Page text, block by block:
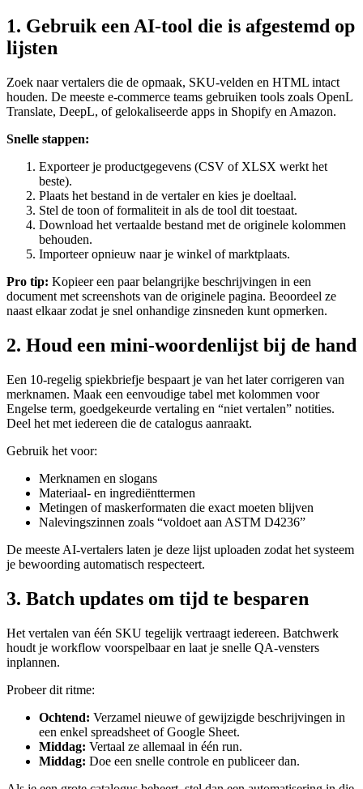
1. Gebruik een AI-tool die is afgestemd op
lijsten
Zoek naar vertalers die de opmaak, SKU-velden en HTML intact
houden. De meeste e-commerce teams gebruiken tools zoals OpenL
Translate, DeepL, of gelokaliseerde apps in Shopify en Amazon.
Snelle stappen:
Exporteer je productgegevens (CSV of XLSX werkt het
beste).
Plaats het bestand in de vertaler en kies je doeltaal.
Stel de toon of formaliteit in als de tool dit toestaat.
Download het vertaalde bestand met de originele kolommen
behouden.
Importeer opnieuw naar je winkel of marktplaats.
Pro tip: Kopieer een paar belangrijke beschrijvingen in een
document met screenshots van de originele pagina. Beoordeel ze
naast elkaar zodat je snel onhandige zinsneden kunt opmerken.
2. Houd een mini-woordenlijst bij de hand
Een 10-regelig spiekbriefje bespaart je van het later corrigeren van
merknamen. Maak een eenvoudige tabel met kolommen voor
Engelse term, goedgekeurde vertaling en “niet vertalen” notities.
Deel het met iedereen die de catalogus aanraakt.
Gebruik het voor:
Merknamen en slogans
Materiaal- en ingrediënttermen
Metingen of maskerformaten die exact moeten blijven
Nalevingszinnen zoals “voldoet aan ASTM D4236”
De meeste AI-vertalers laten je deze lijst uploaden zodat het systeem
je bewoording automatisch respecteert.
3. Batch updates om tijd te besparen
Het vertalen van één SKU tegelijk vertraagt iedereen. Batchwerk
houdt je workflow voorspelbaar en laat je snelle QA-vensters
inplannen.
Probeer dit ritme:
Ochtend: Verzamel nieuwe of gewijzigde beschrijvingen in
een enkel spreadsheet of Google Sheet.
Middag: Vertaal ze allemaal in één run.
Middag: Doe een snelle controle en publiceer dan.